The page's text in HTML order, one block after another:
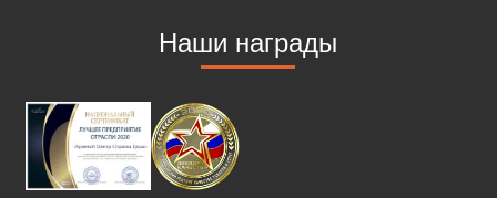
Наши награды